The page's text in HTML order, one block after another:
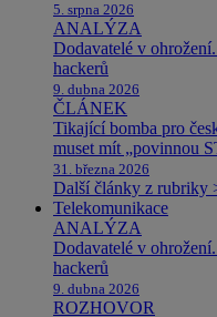
5. srpna 2026
ANALÝZA
Dodavatelé v
hackerů
9. dubna 2026
ČLÁNEK
Tikající bomba pro
muset mít „povinnou
31. března 2026
Další články z rubriky
Telekomunikace
ANALÝZA
Dodavatelé v
hackerů
9. dubna 2026
ROZHOVOR